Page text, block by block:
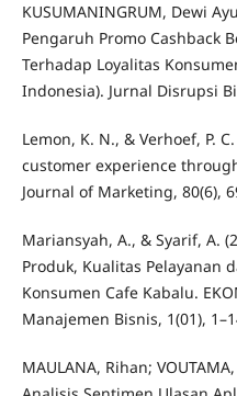
KUSUMANINGRUM, Dewi
Pengaruh Promo Cashback
Terhadap Loyalitas
Indonesia). Jurnal Disrupsi
Lemon, K. N., & Verhoef, P.
customer experience
Journal of Marketing, 80(6),
Mariansyah, A., & Syarif, A.
Produk, Kualitas Pelayanan
Konsumen Cafe Kabalu.
Manajemen Bisnis, 1(01),
MAULANA, Rihan;